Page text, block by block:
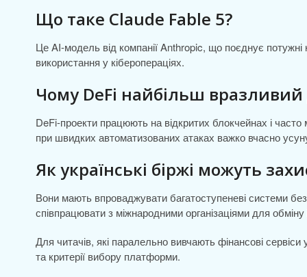
Що таке Claude Fable 5?
Це AI-модель від компанії Anthropic, що поєднує потужні
використання у кіберопераціях.
Чому DeFi найбільш вразливий
DeFi-проекти працюють на відкритих блокчейнах і
при швидких автоматизованих атаках важко вчасно
Як українські біржі можуть
Вони мають впроваджувати багатоступеневі системи
співпрацювати з міжнародними організаціями для
Для читачів, які паралельно вивчають фінансові
та критерії вибору платформи.